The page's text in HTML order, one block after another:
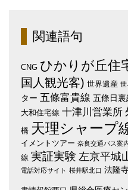
関連語句
CNG ひかりが丘住
国人観光客) 世界遺産 世
ター 五條富貴線 五條日裏
大和住宅線 十津川営業所
橋 天理シャープ
イメントツアー 奈良交通バス案
線 実証実験 左京平城
電話対応サイト 桜井駅北口 法隆